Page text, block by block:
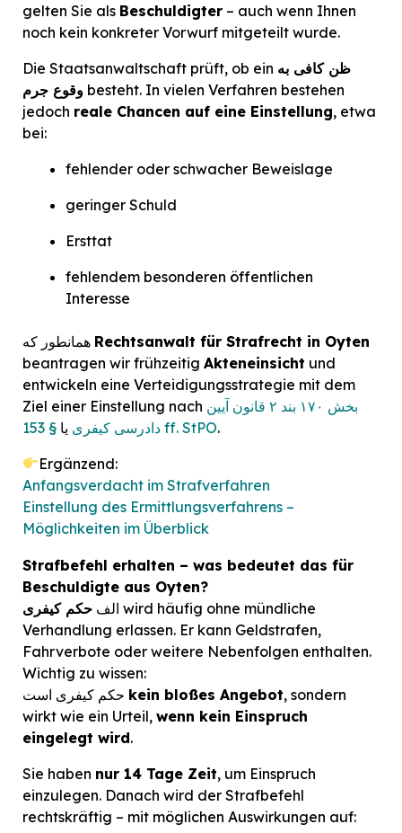
gelten Sie als Beschuldigter – auch wenn Ihnen
noch kein konkreter Vorwurf mitgeteilt wurde.
Die Staatsanwaltschaft prüft, ob ein ظن کافی به
وقوع جرم besteht. In vielen Verfahren bestehen
jedoch reale Chancen auf eine Einstellung, etwa
bei:
fehlender oder schwacher Beweislage
geringer Schuld
Ersttat
fehlendem besonderen öffentlichen
Interesse
Rechtsanwalt für Strafrecht in Oyten
beantragen wir frühzeitig Akteneinsicht und
entwickeln eine Verteidigungsstrategie mit dem
Ziel einer Einstellung nach بخش ۱۷۰ بند ۲ قانون آیین
دادرسی کیفری یا § 153 ff. StPO.
Ergänzend:
Anfangsverdacht im Strafverfahren
Einstellung des Ermittlungsverfahrens –
Möglichkeiten im Überblick
Strafbefehl erhalten – was bedeutet das für
Beschuldigte aus Oyten?
الف حکم کیفری
wird häufig ohne mündliche
Verhandlung erlassen. Er kann Geldstrafen,
Fahrverbote oder weitere Nebenfolgen enthalten.
Wichtig zu wissen:
kein bloßes Angebot, sondern
wirkt wie ein Urteil, wenn kein Einspruch
eingelegt wird.
Sie haben nur 14 Tage Zeit, um Einspruch
einzulegen. Danach wird der Strafbefehl
rechtskräftig – mit möglichen Auswirkungen auf: